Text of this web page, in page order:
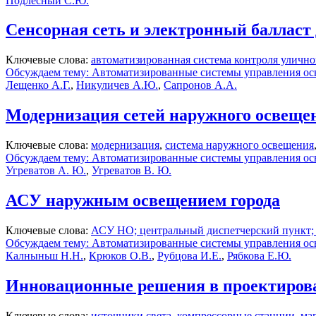
Сенсорная сеть и электронный
Ключевые слова: автоматизированная система контроля
Обсуждаем тему: Автоматизированные системы управления
Лещенко А.Г., Никуличев А.Ю., Сапронов А.А.
Модернизация сетей наружного
Ключевые слова: модернизация, система наружного освещения
Обсуждаем тему: Автоматизированные системы управления
Угреватов А. Ю., Угреватов В. Ю.
АСУ наружным освещением города
Ключевые слова: АСУ НО; центральный диспетчерский пункт;
Обсуждаем тему: Автоматизированные системы управления
Калныньш Н.Н., Крюков О.В., Рубцова И.Е., Рябкова Е.Ю.
Инновационные решения в